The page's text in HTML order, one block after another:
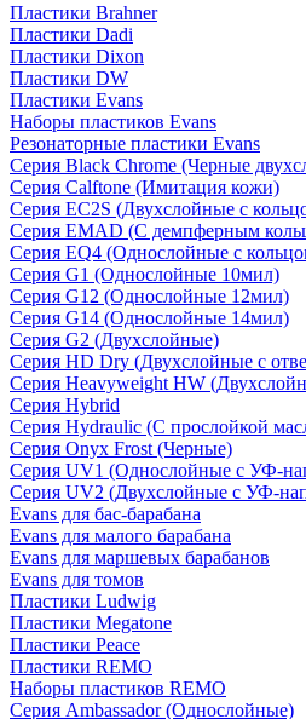
Пластики Brahner
Пластики Dadi
Пластики Dixon
Пластики DW
Пластики Evans
Наборы пластиков Evans
Резонаторные пластики Evans
Серия Black Chrome (Черные
Серия Calftone (Имитация кожи)
Серия EC2S (Двухслойные с
Серия EMAD (С демпферным
Серия EQ4 (Однослойные с
Серия G1 (Однослойные 10мил)
Серия G12 (Однослойные 12мил)
Серия G14 (Однослойные 14мил)
Серия G2 (Двухслойные)
Серия HD Dry (Двухслойные с
Серия Heavyweight HW
Серия Hybrid
Серия Hydraulic (С прослойкой
Серия Onyx Frost (Черные)
Серия UV1 (Однослойные с УФ-
Серия UV2 (Двухслойные с УФ-
Evans для бас-барабана
Evans для малого барабана
Evans для маршевых барабанов
Evans для томов
Пластики Ludwig
Пластики Megatone
Пластики Peace
Пластики REMO
Наборы пластиков REMO
Серия Ambassador (Однослойные)